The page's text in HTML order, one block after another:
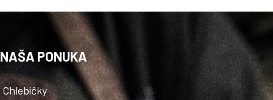
á
NAŠA PONUKA
Chlebíčky